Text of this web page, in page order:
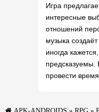
Игра
интересные
отношений
музыка
иногда
предсказуемы.
провести
APK-ANDROIDS » RPG »